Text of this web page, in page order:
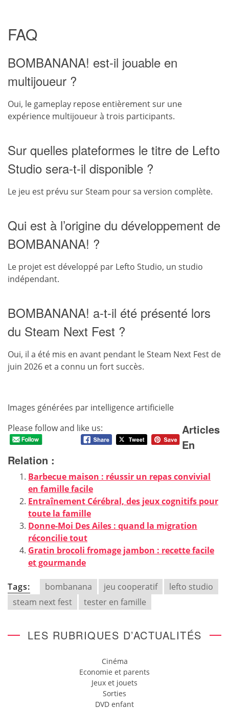
FAQ
BOMBANANA! est-il jouable en
multijoueur ?
Oui, le gameplay repose entièrement sur une
expérience multijoueur à trois participants.
Sur quelles plateformes le titre de Lefto
Studio sera-t-il disponible ?
Le jeu est prévu sur Steam pour sa version complète.
Qui est à l’origine du développement de
BOMBANANA! ?
Le projet est développé par Lefto Studio, un studio
indépendant.
BOMBANANA! a-t-il été présenté lors
du Steam Next Fest ?
Oui, il a été mis en avant pendant le Steam Next Fest de
juin 2026 et a connu un fort succès.
Images générées par intelligence artificielle
Please follow and like us:
Articles
En
Relation :
Barbecue maison : réussir un repas convivial
en famille facile
Entraînement Cérébral, des jeux cognitifs pour
toute la famille
Donne-Moi Des Ailes : quand la migration
réconcilie tout
Gratin brocoli fromage jambon : recette facile
et gourmande
Tags: bombanana jeu cooperatif
lefto studio
steam next fest
tester en famille
LES RUBRIQUES D’ACTUALITÉS
Cinéma
Economie et parents
Jeux et jouets
Sorties
DVD enfant